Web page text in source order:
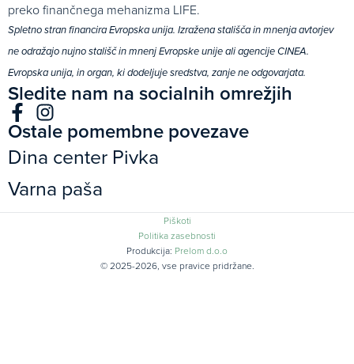
preko finančnega mehanizma LIFE.
Spletno stran financira Evropska unija. Izražena stališča in mnenja avtorjev
ne odražajo nujno stališč in mnenj Evropske unije ali agencije CINEA.
Evropska unija, in organ, ki dodeljuje sredstva, zanje ne odgovarjata.
Sledite nam na socialnih omrežjih
Ostale pomembne povezave
Dina center Pivka
Varna paša
© 2025-2026, vse pravice pridržane.
Produkcija: Prelom d.o.o
Politika zasebnosti
Piškoti